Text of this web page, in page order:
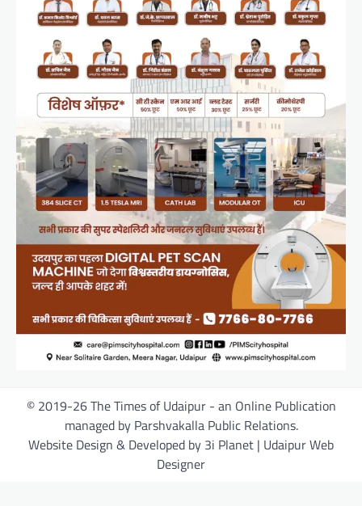
© 2019-26 The Times of Udaipur - an Online Publication
managed by Parshvakalla Public Relations.
Website Design & Developed by 3i Planet | Udaipur Web
Designer